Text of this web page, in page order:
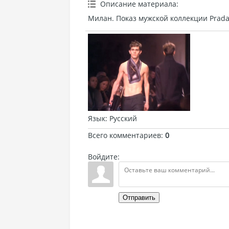
Описание материала:
Милан. Показ мужской коллекции
Язык: Русский
Всего комментариев: 0
Войдите:
Отправить